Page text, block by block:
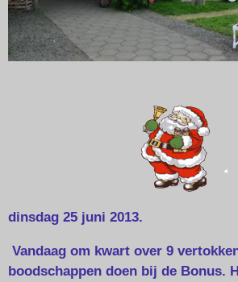
dinsdag 25 juni 2013.
Vandaag om kwart over 9
boodschappen doen bij de Bonus.